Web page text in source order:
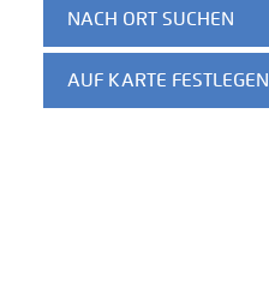
NACH ORT SUCHEN
AUF KARTE FESTLEGEN